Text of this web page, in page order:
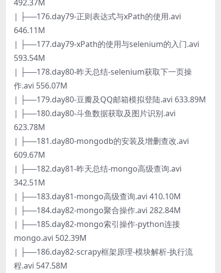
492.37M
| ├──176.day79-正则表达式与xPath的使用.avi
646.11M
| ├──177.day79-xPath的使用与selenium的入门.avi
593.54M
| ├──178.day80-昨天总结-selenium获取下一页操
作.avi 556.07M
| ├──179.day80-豆瓣及QQ邮箱模拟登陆.avi 633.89M
| ├──180.day80-斗鱼数据获取及图片识别.avi
623.78M
| ├──181.day80-mongodb的安装及增删查改.avi
609.67M
| ├──182.day81-昨天总结-mongo高级查询.avi
342.51M
| ├──183.day81-mongo高级查询.avi 410.10M
| ├──184.day82-mongo聚合操作.avi 282.84M
| ├──185.day82-mongo索引操作-python连接
mongo.avi 502.39M
| ├──186.day82-scrapy框架原理-模块解析-执行流
程.avi 547.58M